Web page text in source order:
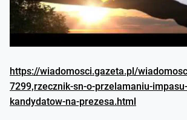
https://wiadomosci.gazeta.pl/
7299,rzecznik-sn-o-przelamaniu-
kandydatow-na-prezesa.html